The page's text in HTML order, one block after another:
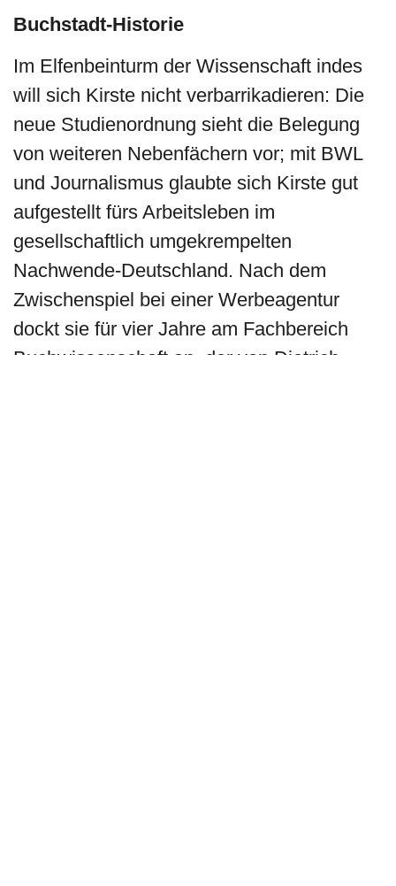
Buchstadt-Historie
Im Elfenbeinturm der Wissenschaft indes
will sich Kirste nicht verbarrikadieren: Die
neue Studienordnung sieht die Belegung
von weiteren Nebenfächern vor; mit BWL
und Journalismus glaubte sich Kirste gut
aufgestellt fürs Arbeitsleben im
gesellschaftlich umgekrempelten
Nachwende-Deutschland. Nach dem
Zwischenspiel bei einer Werbeagentur
dockt sie für vier Jahre am Fachbereich
Buchwissenschaft an, der von Dietrich